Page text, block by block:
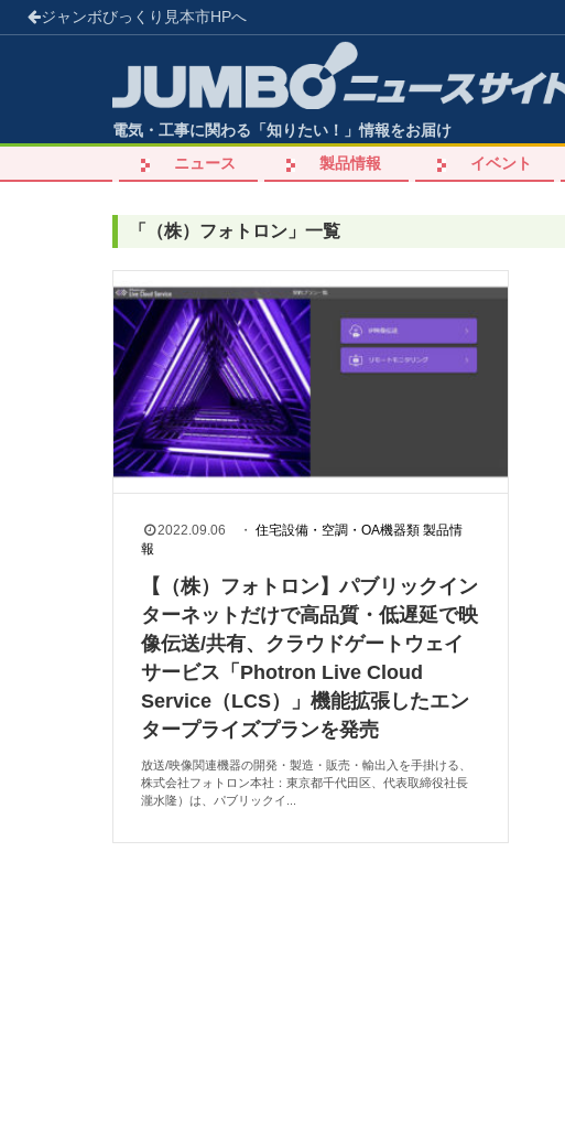
ジャンボびっくり見本市HPへ
電気・工事に関わる「知りたい！」情報をお届け
ニュース
製品情報 イベント
「 （株）フォトロン 」 一覧
2022.09.06 ・ 住宅設備・空調・OA機器類 製品情
報
【（株）フォトロン】パブリックイン
ターネットだけで高品質・低遅延で映
像伝送/共有、クラウドゲートウェイ
サービス「Photron Live Cloud
Service（LCS）」機能拡張したエン
タープライズプランを発売
放送/映像関連機器の開発・製造・販売・輸出入を手掛ける、
株式会社フォトロン本社：東京都千代田区、代表取締役社長
瀧水隆）は、パブリックイ...